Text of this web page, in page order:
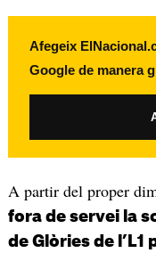
Afegeix
Google de manera
A partir del proper
fora de servei la
de Glòries de